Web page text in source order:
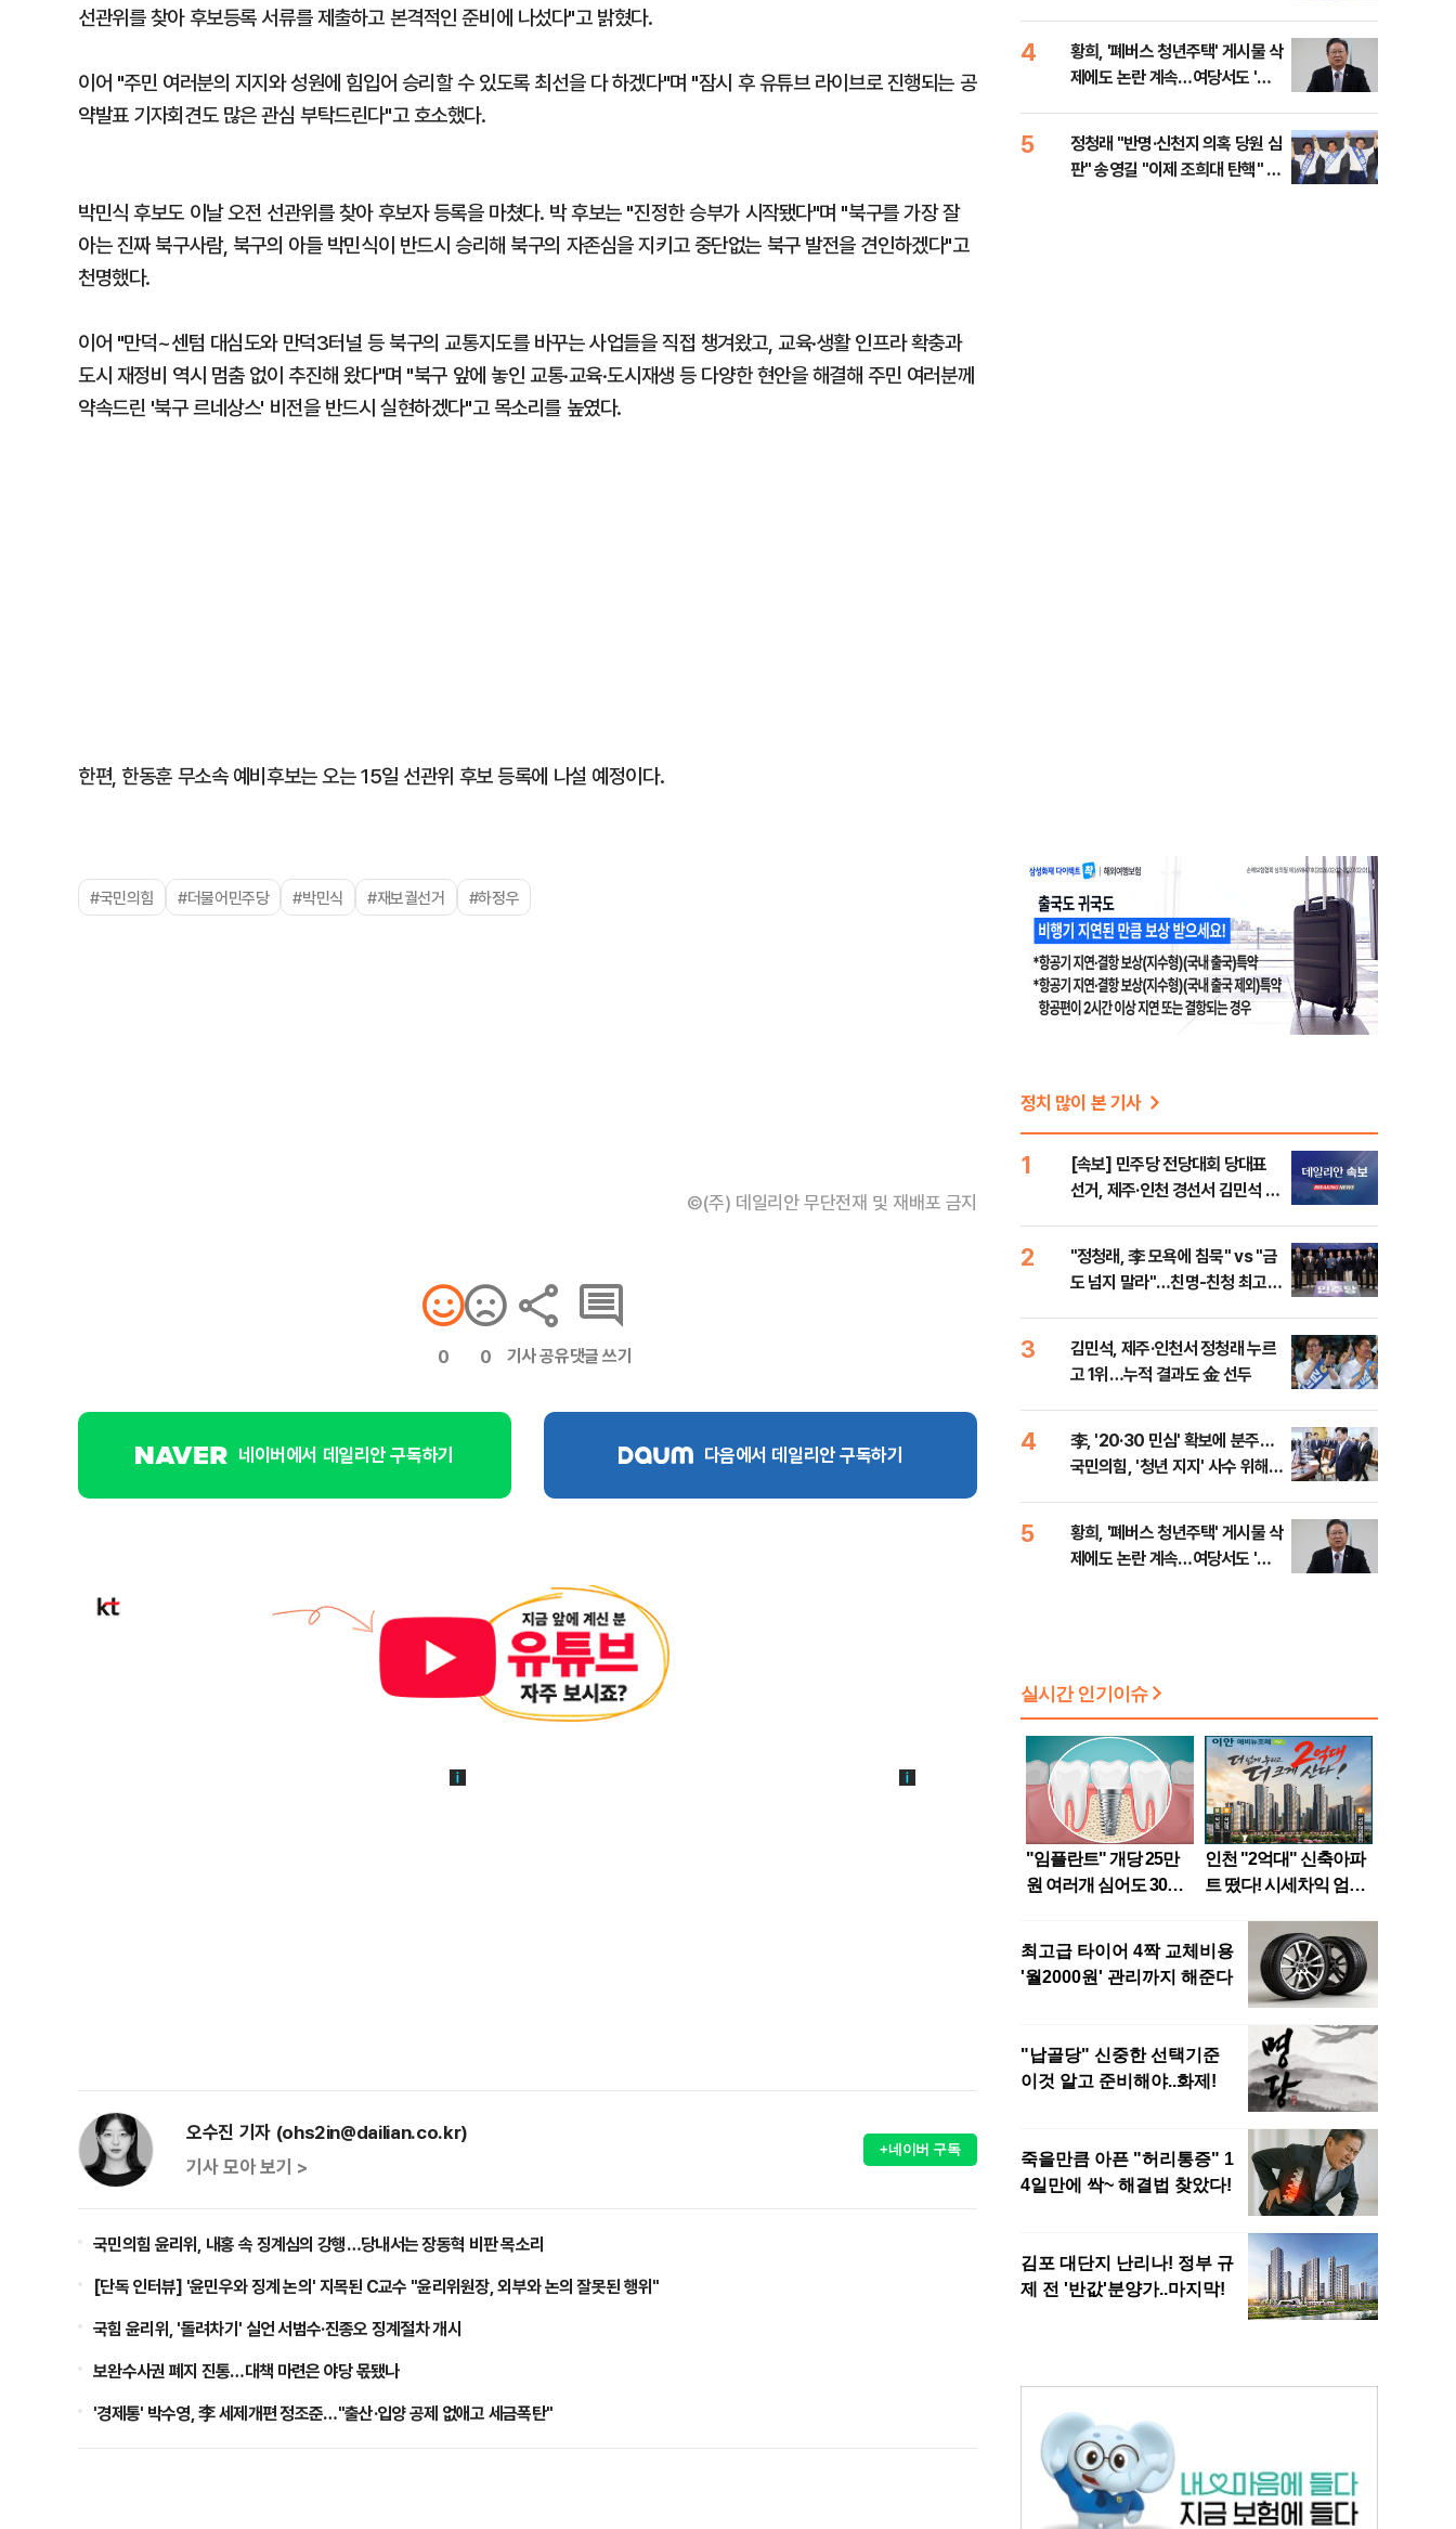
선관위를 찾아 후보등록 서류를 제출하고 본격적인 준비에 나섰다"고 밝혔다.
이어 "주민 여러분의 지지와 성원에 힘입어 승리할 수 있도록 최선을 다 하겠다"며 "잠시 후 유튜브 라이브로 진행되는 공
약발표 기자회견도 많은 관심 부탁드린다"고 호소했다.
박민식 후보도 이날 오전 선관위를 찾아 후보자 등록을 마쳤다. 박 후보는 "진정한 승부가 시작됐다"며 "북구를 가장 잘
아는 진짜 북구사람, 북구의 아들 박민식이 반드시 승리해 북구의 자존심을 지키고 중단없는 북구 발전을 견인하겠다"고
천명했다.
이어 "만덕~센텀 대심도와 만덕3터널 등 북구의 교통지도를 바꾸는 사업들을 직접 챙겨왔고, 교육·생활 인프라 확충과
도시 재정비 역시 멈춤 없이 추진해 왔다"며 "북구 앞에 놓인 교통·교육·도시재생 등 다양한 현안을 해결해 주민 여러분께
약속드린 '북구 르네상스' 비전을 반드시 실현하겠다"고 목소리를 높였다.
한편, 한동훈 무소속 예비후보는 오는 15일 선관위 후보 등록에 나설 예정이다.
#국민의힘 #더불어민주당 #박민식 #재보궐선거 #하정우
©(주) 데일리안 무단전재 및 재배포 금지
0 0 기사 공유댓글 쓰기
네이버에서 데일리안 구독하기 다음에서 데일리안 구독하기
오수진 기자 (ohs2in@dailian.co.kr)
기사 모아 보기 >
+네이버 구독
국민의힘 윤리위, 내홍 속 징계심의 강행…당내서는 장동혁 비판 목소리
[단독 인터뷰] '윤민우와 징계 논의' 지목된 C교수 "윤리위원장, 외부와 논의 잘못된 행위"
국힘 윤리위, '돌려차기' 실언 서범수·진종오 징계절차 개시
보완수사권 폐지 진통…대책 마련은 야당 몫됐나
'경제통' 박수영, 李 세제개편 정조준…"출산·입양 공제 없애고 세금폭탄"
4
황희, '폐버스 청년주택' 게시물 삭
제에도 논란 계속…여당서도 '내
5
정청래 "반명·신천지 의혹 당원 심
판" 송영길 "이제 조희대 탄핵" 김
정치 많이 본 기사
1
[속보] 민주당 전당대회 당대표
선거, 제주·인천 경선서 김민석 승
2
"정청래, 李 모욕에 침묵" vs "금
도 넘지 말라"…친명-친청 최고위
3
김민석, 제주·인천서 정청래 누르
고 1위…누적 결과도 金 선두
4
李, '20·30 민심' 확보에 분주…
국민의힘, '청년 지지' 사수 위해
5
황희, '폐버스 청년주택' 게시물 삭
제에도 논란 계속…여당서도 '내